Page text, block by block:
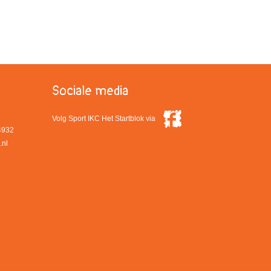
Sociale media
Volg Sport IKC Het Startblok via